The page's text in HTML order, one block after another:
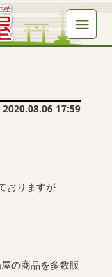
2020.08.06 17:59
おりますが
の商品を多数販